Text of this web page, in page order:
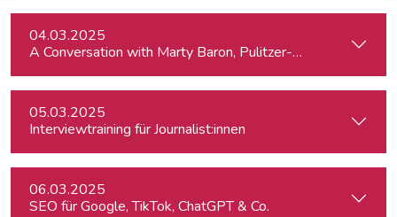
04.03.2025
A Conversation with Marty Baron, Pulitzer-winning US
05.03.2025
Interviewtraining für Journalist:innen
06.03.2025
SEO für Google, TikTok, ChatGPT & Co.